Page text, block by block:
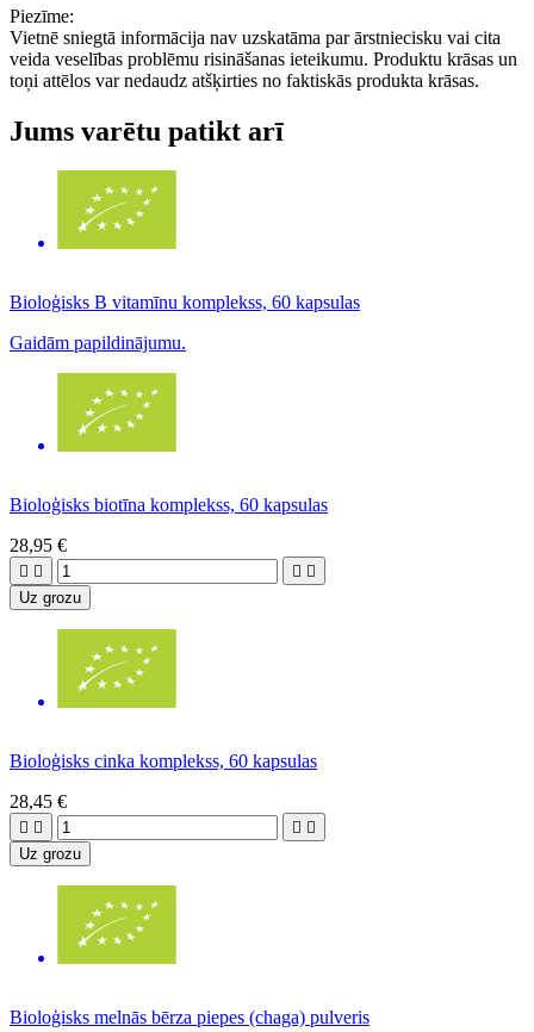
Piezīme:
Vietnē sniegtā informācija nav uzskatāma par ārstniecisku vai cita
veida veselības problēmu risināšanas ieteikumu. Produktu krāsas un
toņi attēlos var nedaudz atšķirties no faktiskās produkta krāsas.
Jums varētu patikt arī
Bioloģisks B vitamīnu komplekss, 60 kapsulas
Gaidām papildinājumu.
Bioloģisks biotīna komplekss, 60 kapsulas
28,95 €
   
Uz grozu
Bioloģisks cinka komplekss, 60 kapsulas
28,45 €
   
Uz grozu
Bioloģisks melnās bērza piepes (chaga) pulveris